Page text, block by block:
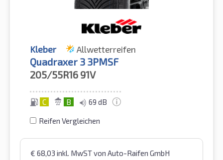
Kleber Allwetterreifen
Quadraxer 3 3PMSF
205/55R16 91V
C B 69 dB
Reifen Vergleichen
€ 68,03 inkl. MwSTvon Auto-Raifen GmbH